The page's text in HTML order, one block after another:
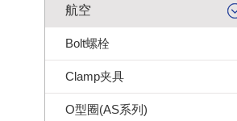
航空
Bolt螺栓
Clamp夹具
O型圈(AS系列)